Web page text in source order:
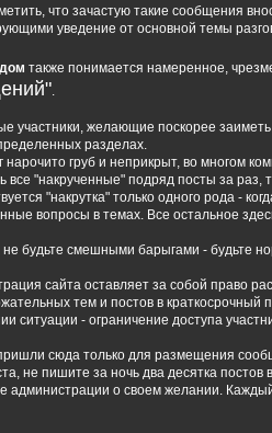
что зачастую такие сообщения
уведение от основной темы
также понимается намеренное,
.
участники, желающие поскорее
разделах.
нарочито груб и неприкрыт, во многом
все "накрученные" подряд посты за раз,
"накрутка" только одного рода -
вопросы в темах. Все остальное
будьте смешными барыгами - будьте
сайта оставляет за собой право
тем и постов в краткосрочный
ситуации - ограничение доступа
сюда только для размещения
не пишите за ночь два десятка постов
администрации о своем желании.